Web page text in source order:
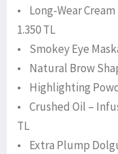
• Long-Wear Cream
1.350 TL
• Smokey Eye
• Natural Brow
• Highlighting
• Crushed Oil –
TL
• Extra Plump